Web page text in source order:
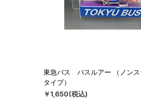
東急バス バスルアー （ノンス
タイプ）
￥1,650(税込)